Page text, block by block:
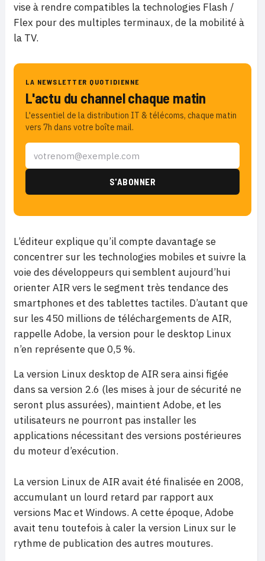
vise à rendre compatibles la technologies Flash /
Flex pour des multiples terminaux, de la mobilité à
la TV.
LA NEWSLETTER QUOTIDIENNE
L'actu du channel chaque matin
L'essentiel de la distribution IT & télécoms, chaque matin
vers 7h dans votre boîte mail.
L’éditeur explique qu’il compte davantage se
concentrer sur les technologies mobiles et suivre la
voie des développeurs qui semblent aujourd’hui
orienter AIR vers le segment très tendance des
smartphones et des tablettes tactiles. D’autant que
sur les 450 millions de téléchargements de AIR,
rappelle Adobe, la version pour le desktop Linux
n’en représente que 0,5 %.
La version Linux desktop de AIR sera ainsi figée
dans sa version 2.6 (les mises à jour de sécurité ne
seront plus assurées), maintient Adobe, et les
utilisateurs ne pourront pas installer les
applications nécessitant des versions postérieures
du moteur d’exécution.
La version Linux de AIR avait été finalisée en 2008,
accumulant un lourd retard par rapport aux
versions Mac et Windows. A cette époque, Adobe
avait tenu toutefois à caler la version Linux sur le
rythme de publication des autres moutures.